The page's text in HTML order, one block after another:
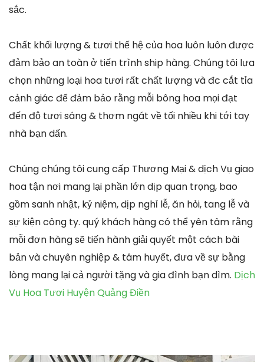
sắc.
Chất khối lượng & tươi thế hệ của hoa luôn luôn được
đảm bảo an toàn ở tiến trình ship hàng. Chúng tôi lựa
chọn những loại hoa tươi rất chất lượng và đc cắt tỉa
cảnh giác để đảm bảo rằng mỗi bông hoa mọi đạt
đến độ tươi sáng & thơm ngát về tối nhiều khi tới tay
nhà bạn dấn.
Chúng chúng tôi cung cấp Thương Mại & dịch Vụ giao
hoa tận nơi mang lại phần lớn dịp quan trọng, bao
gồm sanh nhật, kỷ niệm, dịp nghỉ lễ, ăn hỏi, tang lễ và
sự kiện công ty. quý khách hàng có thể yên tâm rằng
mỗi đơn hàng sẽ tiến hành giải quyết một cách bài
bản và chuyên nghiệp & tâm huyết, đưa về sự bằng
lòng mang lại cả người tặng và gia đình bạn dìm. Dịch
Vụ Hoa Tươi Huyện Quảng Điền